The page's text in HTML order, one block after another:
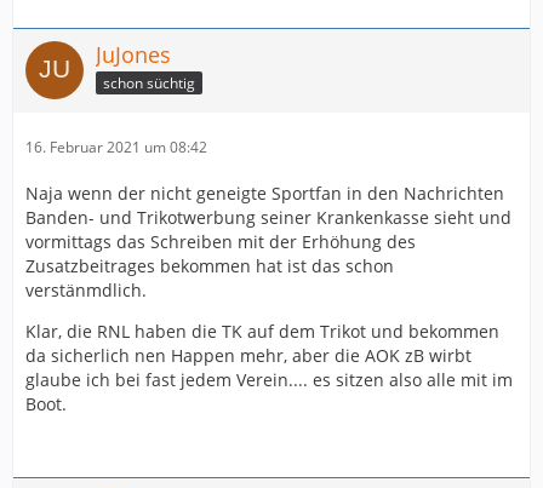
JuJones
schon süchtig
16. Februar 2021 um 08:42
Naja wenn der nicht geneigte Sportfan in den Nachrichten
Banden- und Trikotwerbung seiner Krankenkasse sieht und
vormittags das Schreiben mit der Erhöhung des
Zusatzbeitrages bekommen hat ist das schon
verstänmdlich.
Klar, die RNL haben die TK auf dem Trikot und bekommen
da sicherlich nen Happen mehr, aber die AOK zB wirbt
glaube ich bei fast jedem Verein.... es sitzen also alle mit im
Boot.